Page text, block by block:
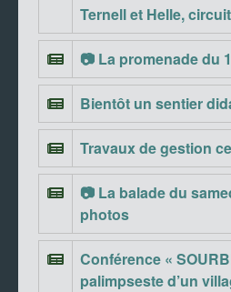
Ternell et Helle,
📷 La promenade du
Bientôt un sentier
Travaux de gestion
📷 La balade du
photos
Conférence «
palimpseste d’un